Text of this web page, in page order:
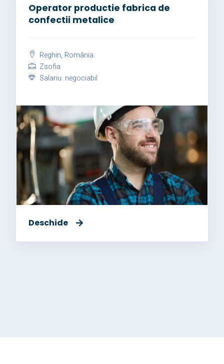
Operator productie fabrica de
confectii metalice
Reghin, România
Zsofia
Salariu: negociabil
Deschide